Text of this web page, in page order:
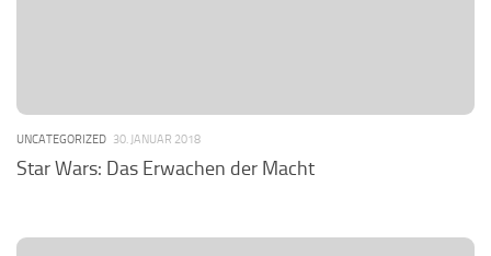
UNCATEGORIZED 30. JANUAR 2018
Star Wars: Das Erwachen der Macht